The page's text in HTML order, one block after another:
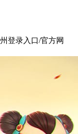
登录入口/官方网